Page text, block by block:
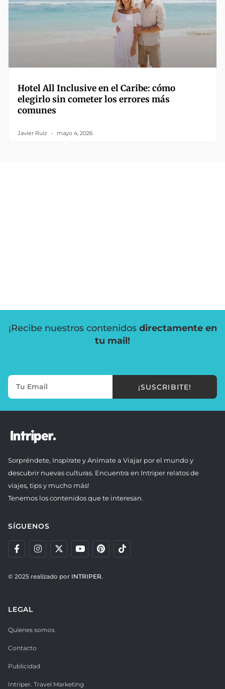
Hotel All Inclusive en el Caribe: cómo
elegirlo sin cometer los errores más
comunes
Javier Ruiz mayo 4, 2026
¡Recibe nuestros contenidos directamente en
tu mail!
¡SUSCRIBITE!
Sorpréndete, Inspírate y Anímate a Viajar por el mundo y
descubrir nuevas culturas. Encuentra en Intriper relatos de
viajes, tips y mucho más!
Tenemos los contenidos que te interesan.
SÍGUENOS
© 2025 realizado por INTRIPER.
LEGAL
Quienes somos
Contacto
Publicidad
Intriper. Travel Marketing